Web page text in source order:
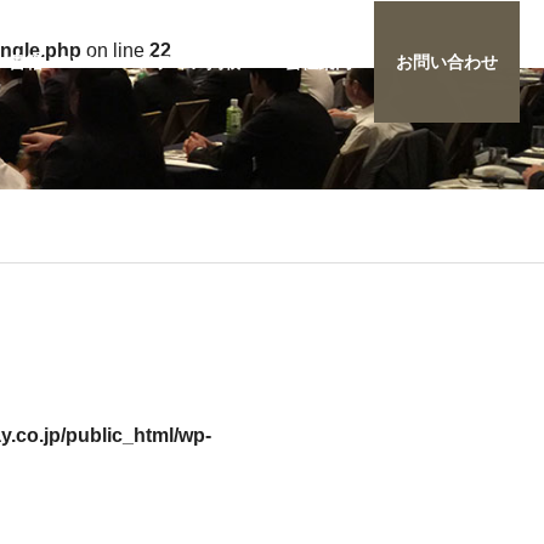
書籍・DVD メディア掲載 お問い合わせ
on line 22
public_html/wp-